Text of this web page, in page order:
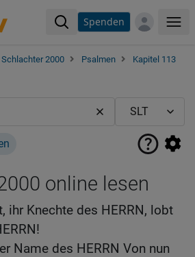
Spenden
Schlachter 2000 Psalmen
Kapitel 113
online lesen
ihr Knechte des HERRN, lobt
Name des HERRN Von nun